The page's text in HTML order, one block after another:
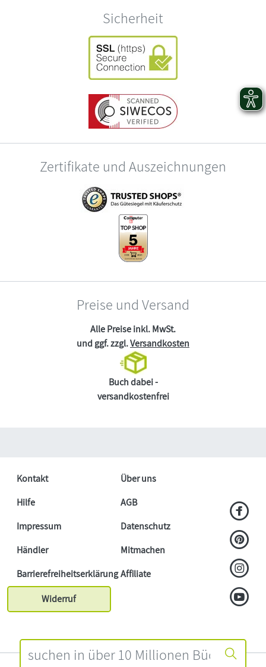
Sicherheit
Zertifikate und Auszeichnungen
Preise und Versand
Alle Preise inkl. MwSt.
und ggf. zzgl.Versandkosten
Buch dabei -
versandkostenfrei
Kontakt
Über uns
Hilfe
AGB
Impressum
Datenschutz
Händler
Mitmachen
BarrierefreiheitserklärungAffiliate
Widerruf